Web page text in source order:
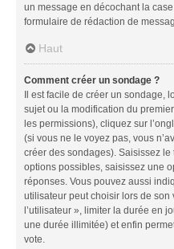
un message en décochant la case
formulaire de rédaction de
Haut
Comment créer un sondage ?
Il est facile de créer un sondage,
sujet ou la modification du
les permissions), cliquez sur
(si vous ne le voyez pas, vous
créer des sondages). Saisissez
options possibles, saisissez une
réponses. Vous pouvez aussi
utilisateur peut choisir lors de son
l’utilisateur », limiter la durée en
une durée illimitée) et enfin
vote.